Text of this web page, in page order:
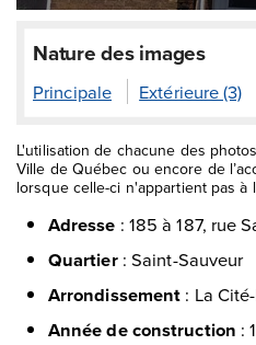
Nature des images
Principale Extérieure (3)
L'utilisation de chacune des
Ville de Québec ou encore de
lorsque celle-ci n'appartient pas à
Adresse : 185 à 187, rue
Quartier: Saint-Sauveur
Arrondissement : La
Année de construction :